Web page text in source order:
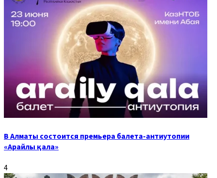
В Алматы состоится премьера балета-антиутопии
«Арайлы қала»
4